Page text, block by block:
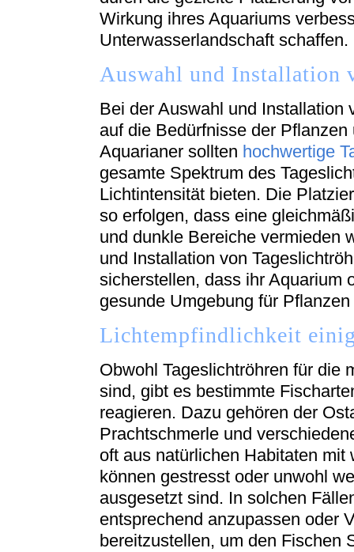
Wirkung ihres Aquariums
Unterwasserlandschaft schaffen.
Auswahl und Installation
Bei der Auswahl und Installation
auf die Bedürfnisse der
Aquarianer sollten hochwertige
gesamte Spektrum des
Lichtintensität bieten. Die
so erfolgen, dass eine
und dunkle Bereiche vermieden
und Installation von
sicherstellen, dass ihr Aquarium
gesunde Umgebung für
Lichtempfindlichkeit
Obwohl Tageslichtröhren für die
sind, gibt es bestimmte
reagieren. Dazu gehören der
Prachtschmerle und
oft aus natürlichen Habitaten
können gestresst oder unwohl
ausgesetzt sind. In solchen
entsprechend anzupassen oder
bereitzustellen, um den Fischen